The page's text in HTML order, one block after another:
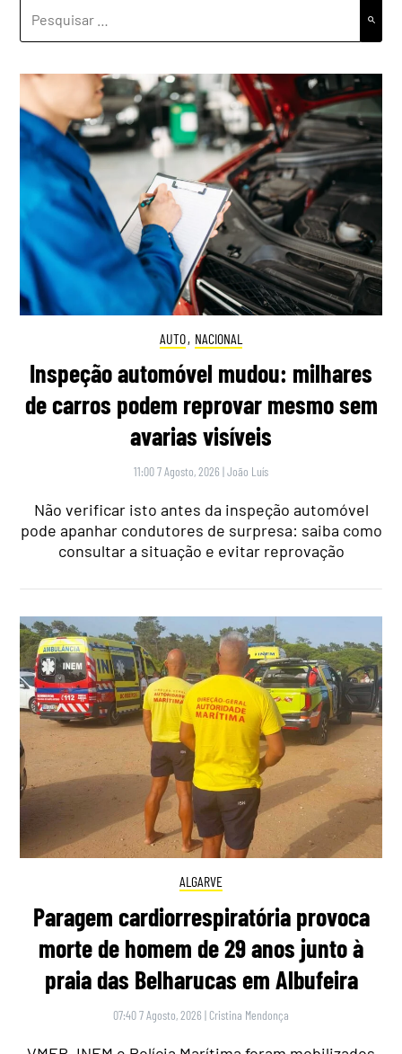
POR:
AUTO, NACIONAL
Inspeção automóvel mudou: milhares
de carros podem reprovar mesmo sem
avarias visíveis
11:00 7 Agosto, 2026 |João Luís
Não verificar isto antes da inspeção automóvel
pode apanhar condutores de surpresa: saiba como
consultar a situação e evitar reprovação
ALGARVE
Paragem cardiorrespiratória provoca
morte de homem de 29 anos junto à
praia das Belharucas em Albufeira
07:40 7 Agosto, 2026 | Cristina Mendonça